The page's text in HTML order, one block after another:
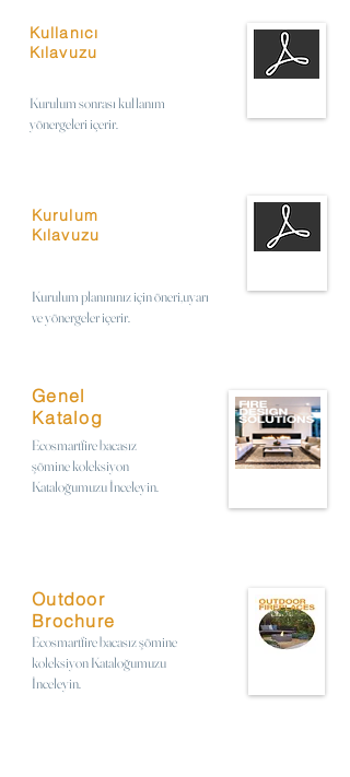
Kullanıcı
Kılavuzu
Kurulum sonrası kullanım
yönergeleri içerir.
Kurulum
Kılavuzu
Kurulum planınınız için öneri,uyarı
ve yönergeler içerir.
Genel
Katalog
Ecosmartfire bacasız
şömine koleksiyon
Kataloğumuzu İnceleyin.
Outdoor
Brochure
Ecosmartfire bacasız şömine
koleksiyon Kataloğumuzu
İnceleyin.